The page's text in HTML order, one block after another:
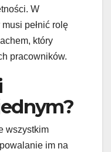
W
pełnić rolę
który
pracowników.
wszystkim
im na